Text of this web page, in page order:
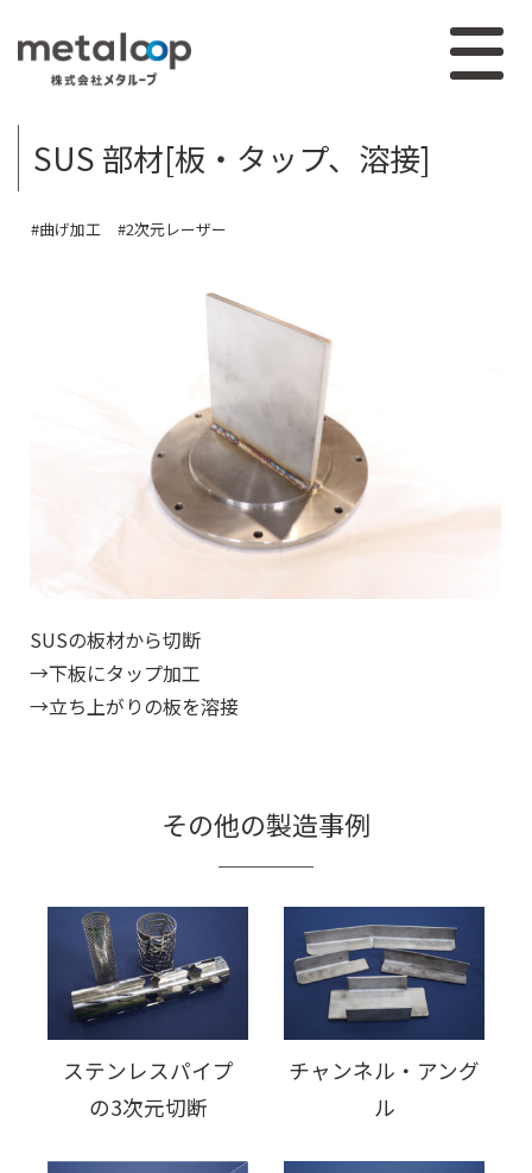
SUS 部材[板・タップ、溶接]
#曲げ加工 #2次元レーザー
SUSの板材から切断
→下板にタップ加工
→立ち上がりの板を溶接
その他の製造事例
ステンレスパイプ
の3次元切断
チャンネル・アング
ル